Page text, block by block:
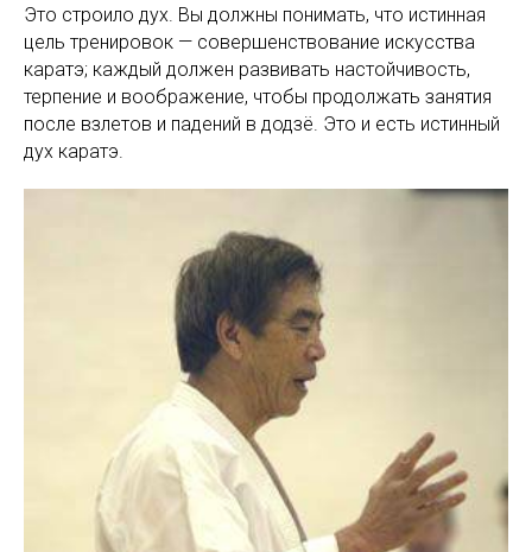
Это строило дух. Вы должны понимать, что истинная
цель тренировок — совершенствование искусства
каратэ; каждый должен развивать настойчивость,
терпение и воображение, чтобы продолжать занятия
после взлетов и падений в додзё. Это и есть истинный
дух каратэ.